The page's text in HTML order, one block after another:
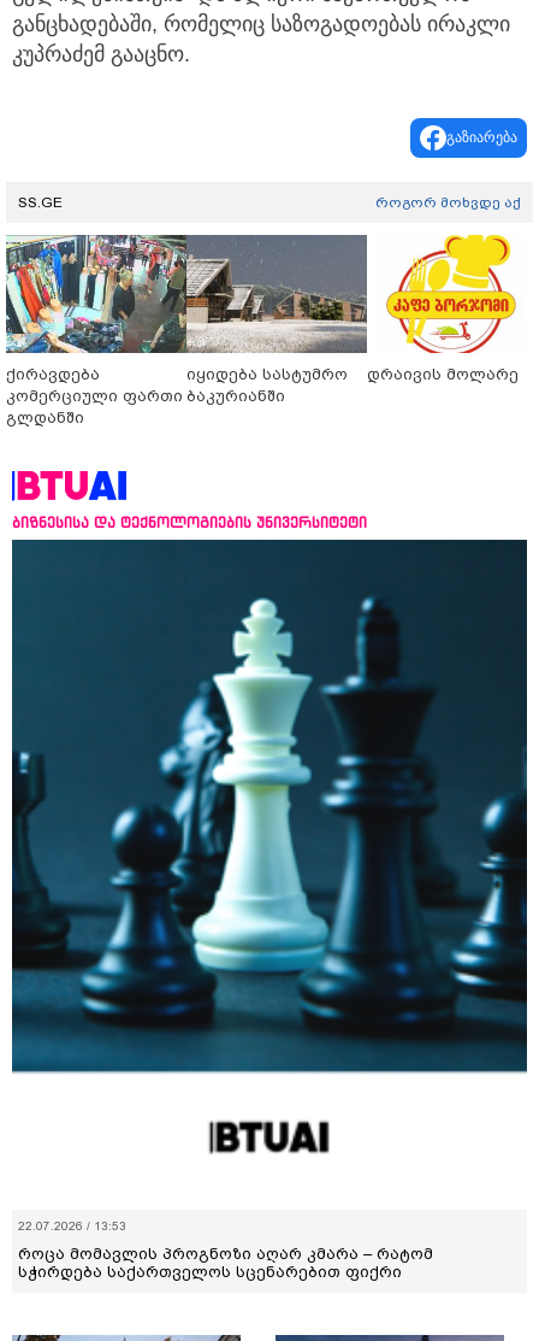
განცხადებაში, რომელიც საზოგადოებას ირაკლი
კუპრაძემ გააცნო.
გაზიარება
SS.GE როგორ მოხვდე აქ
ქირავდება
კომერციული ფართი
გლდანში
იყიდება სასტუმრო
ბაკურიანში
დრაივის მოლარე
ბიზნესისა და ტექნოლოგიების უნივერსიტეტი
22.07.2026 / 13:53
როცა მომავლის პროგნოზი აღარ კმარა – რატომ
სჭირდება საქართველოს სცენარებით ფიქრი